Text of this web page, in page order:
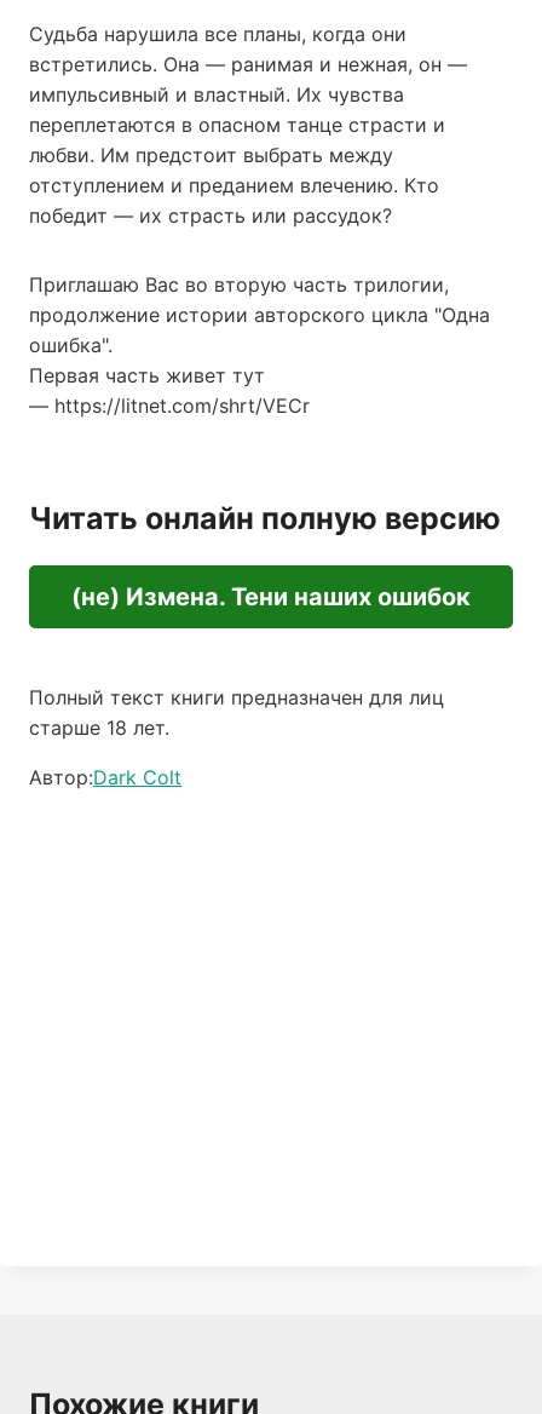
Судьба нарушила все планы, когда они
встретились. Она — ранимая и нежная, он —
импульсивный и властный. Их чувства
переплетаются в опасном танце страсти и
любви. Им предстоит выбрать между
отступлением и преданием влечению. Кто
победит — их страсть или рассудок?
Приглашаю Вас во вторую часть трилогии,
продолжение истории авторского цикла "Одна
ошибка".
Первая часть живет тут
— https://litnet.com/shrt/VECr
Читать онлайн полную версию
(не) Измена. Тени наших ошибок
Полный текст книги предназначен для лиц
старше 18 лет.
Автор:Dark Colt
Похожие книги